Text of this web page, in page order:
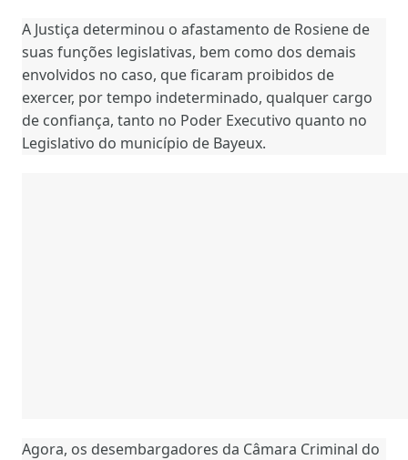
A Justiça determinou o afastamento de Rosiene de
suas funções legislativas, bem como dos demais
envolvidos no caso, que ficaram proibidos de
exercer, por tempo indeterminado, qualquer cargo
de confiança, tanto no Poder Executivo quanto no
Legislativo do município de Bayeux.
Agora, os desembargadores da Câmara Criminal do